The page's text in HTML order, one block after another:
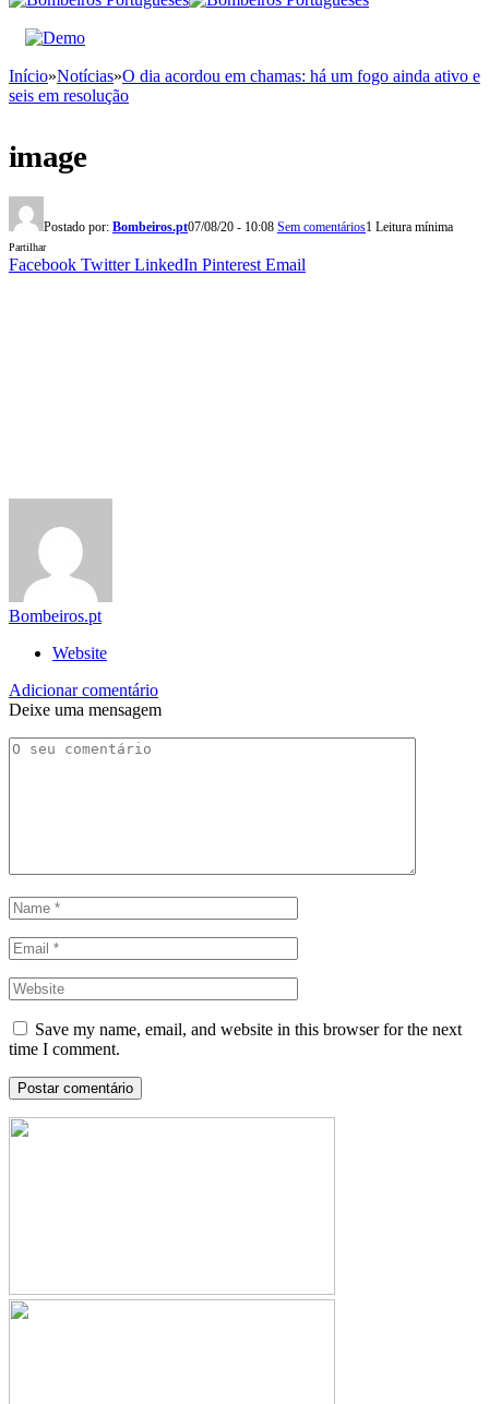
Início»Notícias»O dia acordou em chamas: há um fogo ainda ativo e
seis em resolução
image
Postado por: Bombeiros.pt07/08/20 - 10:08 Sem comentários1 Leitura mínima
Partilhar
Facebook Twitter LinkedIn Pinterest Email
Bombeiros.pt
Website
Adicionar comentário
Deixe uma mensagem
Save my name, email, and website in this browser for the next
time I comment.